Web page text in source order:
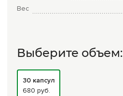
Вес
Выберите объем:
30 капсул
680 руб.